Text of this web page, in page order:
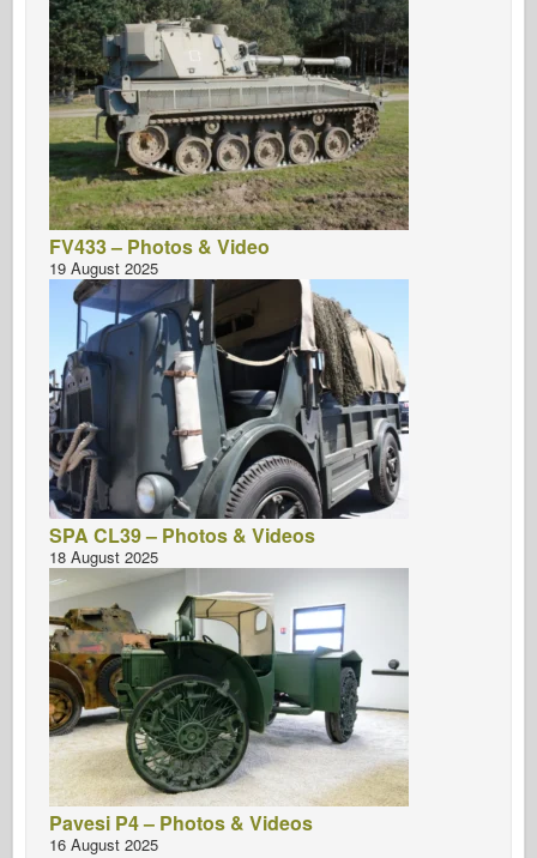
FV433 – Photos & Video
19 August 2025
SPA CL39 – Photos & Videos
18 August 2025
Pavesi P4 – Photos & Videos
16 August 2025